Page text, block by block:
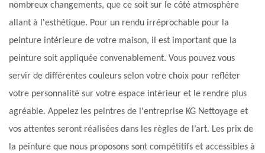
nombreux changements, que ce soit sur le côté atmosphère
allant à l'esthétique. Pour un rendu irréprochable pour la
peinture intérieure de votre maison, il est important que la
peinture soit appliquée convenablement. Vous pouvez vous
servir de différentes couleurs selon votre choix pour refléter
votre personnalité sur votre espace intérieur et le rendre plus
agréable. Appelez les peintres de l'entreprise KG Nettoyage et
vos attentes seront réalisées dans les règles de l’art. Les prix de
la peinture que nous proposons sont compétitifs et accessibles à